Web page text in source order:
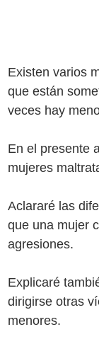
Existen varios
que están
veces hay
En el presente
mujeres
Aclararé las
que una mujer
agresiones.
Explicaré
dirigirse otras
menores.